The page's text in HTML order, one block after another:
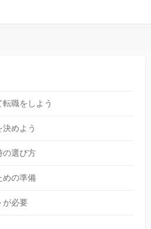
職をしよう
めよう
の選び方
めの準備
が必要